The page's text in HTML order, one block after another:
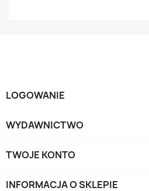
LOGOWANIE
WYDAWNICTWO
TWOJE KONTO
INFORMACJA O SKLEPIE